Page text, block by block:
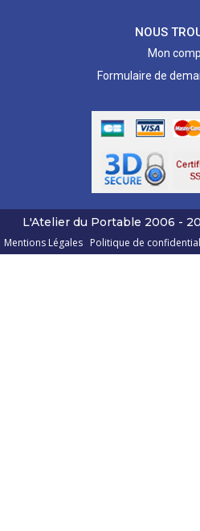
NOUS
Mon
Formulaire de
L'Atelier du Portable 2006 -
Mentions Légales Politique de